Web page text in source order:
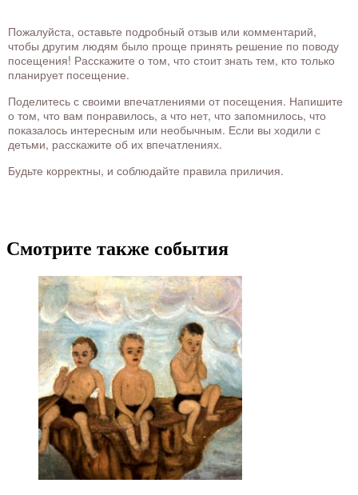
Пожалуйста, оставьте подробный отзыв или комментарий,
чтобы другим людям было проще принять решение по поводу
посещения! Расскажите о том, что стоит знать тем, кто только
планирует посещение.
Поделитесь с своими впечатлениями от посещения. Напишите
о том, что вам понравилось, а что нет, что запомнилось, что
показалось интересным или необычным. Если вы ходили с
детьми, расскажите об их впечатлениях.
Будьте корректны, и соблюдайте правила приличия.
Смотрите также события